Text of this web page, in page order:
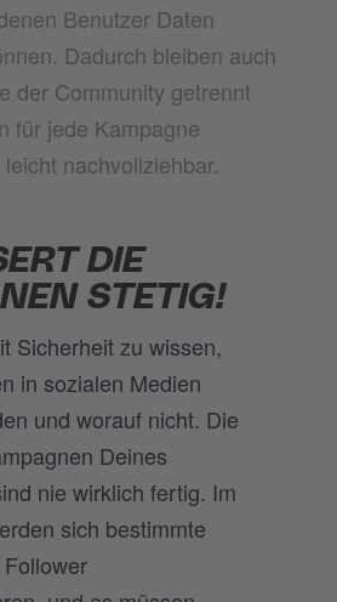
Benutzer Daten
Dadurch bleiben auch
der Community getrennt
für jede Kampagne
nachvollziehbar.
DIE
STETIG!
Sicherheit zu wissen,
in sozialen Medien
und worauf nicht. Die
Deines
nie wirklich fertig. Im
sich bestimmte